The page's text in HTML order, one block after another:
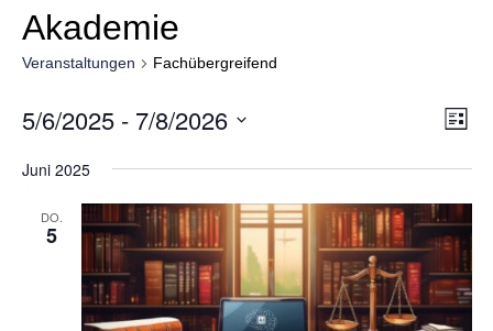
Akademie
Veranstaltungen Fachübergreifend
Liste
5/6/2025 - 7/8/2026
wählen.
Juni 2025
DO.
5